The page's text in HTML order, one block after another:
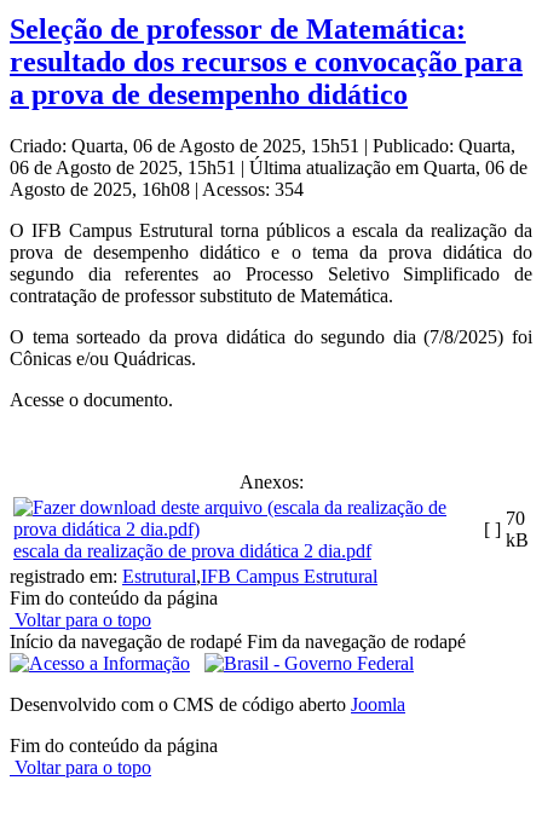
Seleção de professor de Matemática:
resultado dos recursos e convocação para
a prova de desempenho didático
Criado: Quarta, 06 de Agosto de 2025, 15h51 | Publicado: Quarta,
06 de Agosto de 2025, 15h51 | Última atualização em Quarta, 06 de
Agosto de 2025, 16h08 | Acessos: 354
O IFB Campus Estrutural torna públicos a escala da realização da
prova de desempenho didático e o tema da prova didática do
segundo dia referentes ao Processo Seletivo Simplificado de
contratação de professor substituto de Matemática.
O tema sorteado da prova didática do segundo dia (7/8/2025) foi
Cônicas e/ou Quádricas.
Acesse o documento.
Anexos:
escala da realização de prova didática 2 dia.pdf
[ ]
70
kB
registrado em: Estrutural,IFB Campus Estrutural
Fim do conteúdo da página
Voltar para o topo
Início da navegação de rodapé Fim da navegação de rodapé
Desenvolvido com o CMS de código aberto Joomla
Fim do conteúdo da página
Voltar para o topo